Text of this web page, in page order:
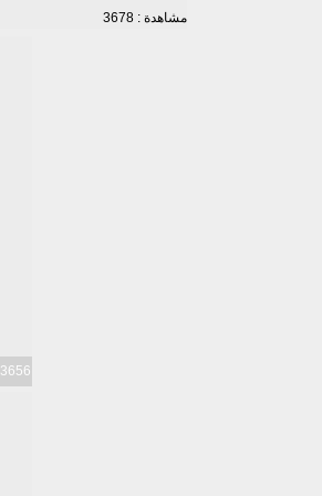
مشاهدة : 3678
3656 مشاهدة